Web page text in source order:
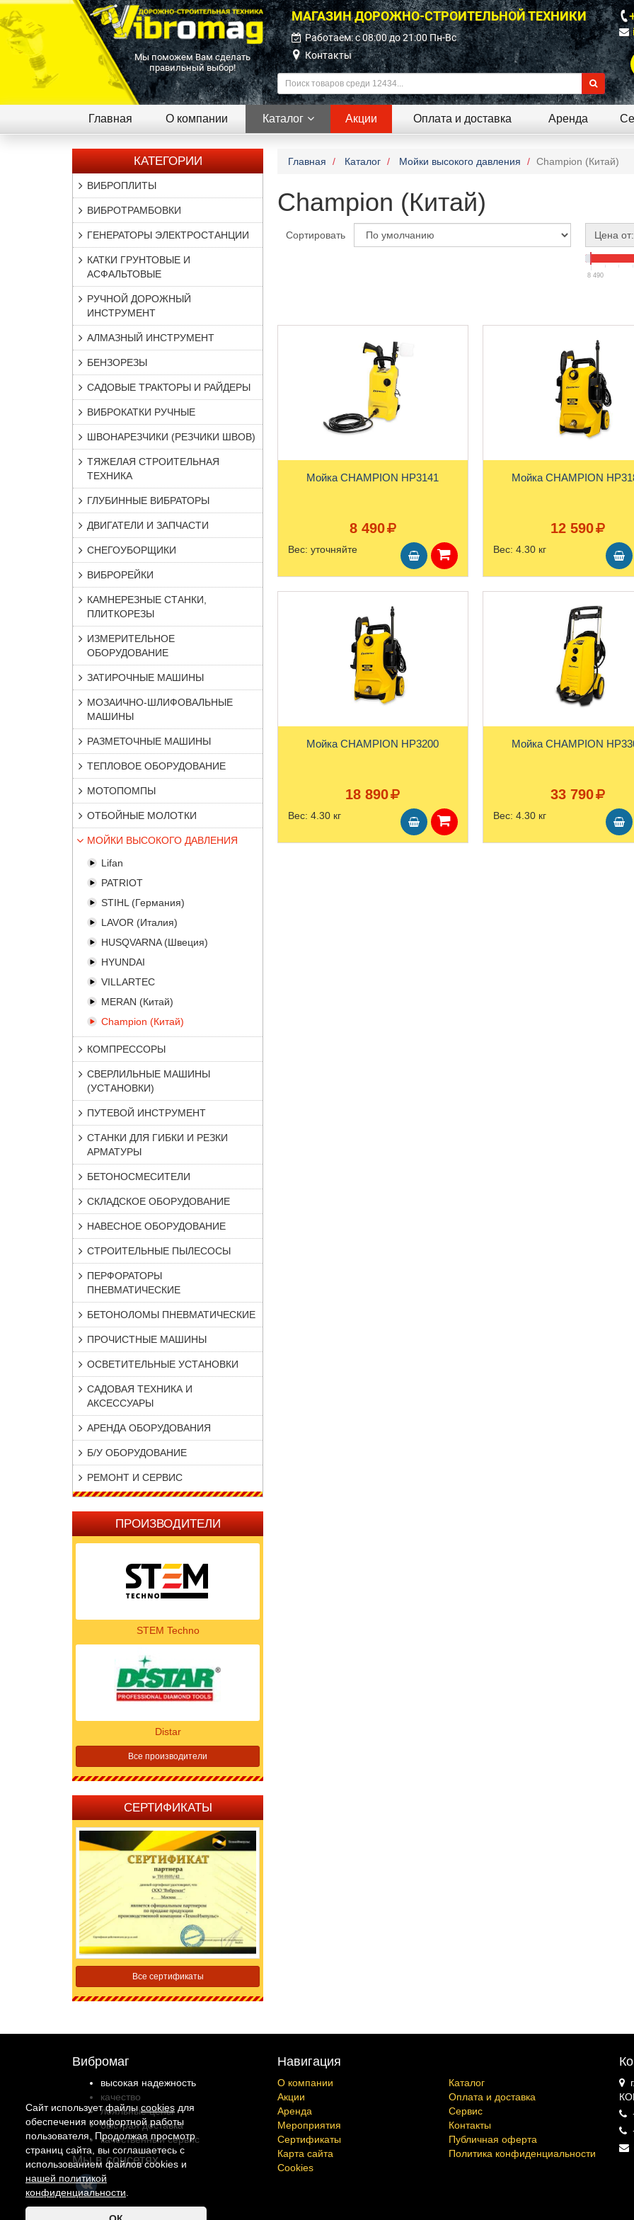
Мы поможем Вам сделать
правильный выбор!
МАГАЗИН ДОРОЖНО-СТРОИТЕЛЬНОЙ ТЕХНИКИ
Работаем: c 08:00 до 21:00 Пн-Вс
Контакты
Главная О компании Каталог Акции Оплата и доставка Аренда
КАТЕГОРИИ
ВИБРОПЛИТЫ
ВИБРОТРАМБОВКИ
ГЕНЕРАТОРЫ ЭЛЕКТРОСТАНЦИИ
КАТКИ ГРУНТОВЫЕ И
АСФАЛЬТОВЫЕ
РУЧНОЙ ДОРОЖНЫЙ
ИНСТРУМЕНТ
АЛМАЗНЫЙ ИНСТРУМЕНТ
БЕНЗОРЕЗЫ
САДОВЫЕ ТРАКТОРЫ И РАЙДЕРЫ
ВИБРОКАТКИ РУЧНЫЕ
ШВОНАРЕЗЧИКИ (РЕЗЧИКИ ШВОВ)
ТЯЖЕЛАЯ СТРОИТЕЛЬНАЯ
ТЕХНИКА
ГЛУБИННЫЕ ВИБРАТОРЫ
ДВИГАТЕЛИ И ЗАПЧАСТИ
СНЕГОУБОРЩИКИ
ВИБРОРЕЙКИ
КАМНЕРЕЗНЫЕ СТАНКИ,
ПЛИТКОРЕЗЫ
ИЗМЕРИТЕЛЬНОЕ
ОБОРУДОВАНИЕ
ЗАТИРОЧНЫЕ МАШИНЫ
МОЗАИЧНО-ШЛИФОВАЛЬНЫЕ
МАШИНЫ
РАЗМЕТОЧНЫЕ МАШИНЫ
ТЕПЛОВОЕ ОБОРУДОВАНИЕ
МОТОПОМПЫ
ОТБОЙНЫЕ МОЛОТКИ
МОЙКИ ВЫСОКОГО ДАВЛЕНИЯ
Lifan
PATRIOT
STIHL (Германия)
LAVOR (Италия)
HUSQVARNA (Швеция)
HYUNDAI
VILLARTEC
MERAN (Китай)
Champion (Китай)
КОМПРЕССОРЫ
СВЕРЛИЛЬНЫЕ МАШИНЫ
(УСТАНОВКИ)
ПУТЕВОЙ ИНСТРУМЕНТ
СТАНКИ ДЛЯ ГИБКИ И РЕЗКИ
АРМАТУРЫ
БЕТОНОСМЕСИТЕЛИ
СКЛАДСКОЕ ОБОРУДОВАНИЕ
НАВЕСНОЕ ОБОРУДОВАНИЕ
СТРОИТЕЛЬНЫЕ ПЫЛЕСОСЫ
ПЕРФОРАТОРЫ
ПНЕВМАТИЧЕСКИЕ
БЕТОНОЛОМЫ ПНЕВМАТИЧЕСКИЕ
ПРОЧИСТНЫЕ МАШИНЫ
ОСВЕТИТЕЛЬНЫЕ УСТАНОВКИ
САДОВАЯ ТЕХНИКА И
АКСЕССУАРЫ
АРЕНДА ОБОРУДОВАНИЯ
Б/У ОБОРУДОВАНИЕ
РЕМОНТ И СЕРВИС
ПРОИЗВОДИТЕЛИ
STEM Techno
Distar
Все производители
СЕРТИФИКАТЫ
Все сертификаты
Главная Каталог Мойки высокого давления Champion (Китай)
Champion (Китай)
Сортировать Цена от:
8 490
Мойка CHAMPION HP3141
8 490
Вес: уточняйте
Мойка
12 590
Вес: 4.30 кг
Мойка CHAMPION HP3200
18 890
Вес: 4.30 кг
Мойка
33 790
Вес: 4.30 кг
Вибромаг
высокая надежность
качество
лояльные цены
быстрая доставка
качественный сервис
Мы в соцсетях
Навигация
О компании
Каталог
Акции
Оплата и доставка
Аренда
Сервис
Мероприятия
Контакты
Сертификаты
Публичная оферта
Карта сайта
Политика конфиденциальности
Cookies
Сайт использует файлыcookies для
обеспечения комфортной работы
пользователя. Продолжая просмотр
страниц сайта, вы соглашаетесь с
использованием файлов cookies и
нашей политикой
конфиденциальности